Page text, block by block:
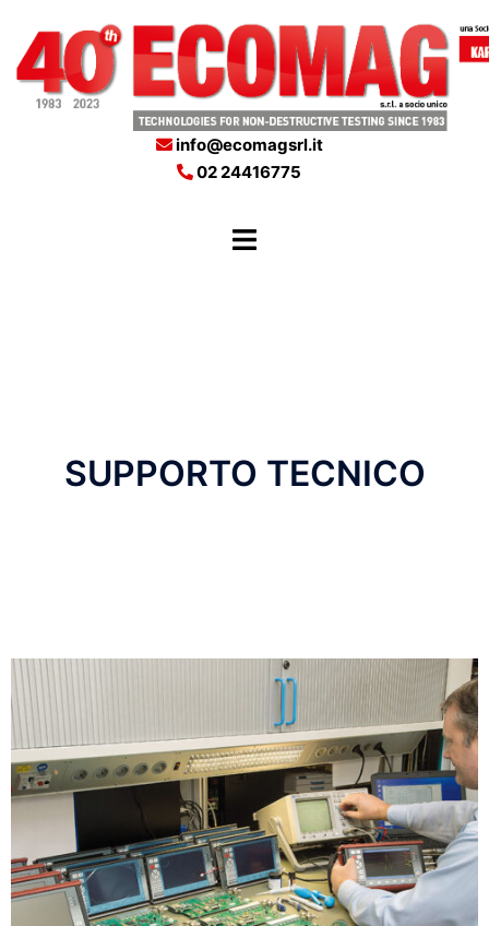
info@ecomagsrl.it
02 24416775
SUPPORTO TECNICO